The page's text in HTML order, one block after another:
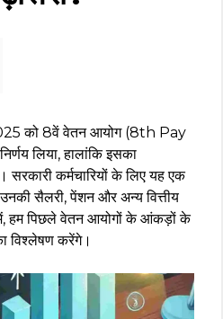
को 8वें वेतन आयोग (8th Pay
लिया, हालांकि इसका
कर्मचारियों के लिए यह एक
सैलरी, पेंशन और अन्य वित्तीय
हम पिछले वेतन आयोगों के आंकड़ों के
विश्लेषण करेंगे।